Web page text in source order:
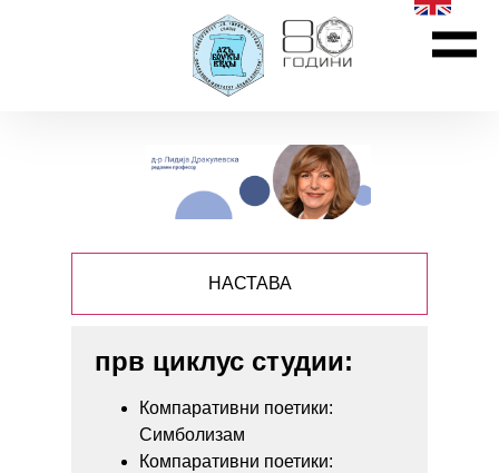
НАСТАВА
прв циклус студии:
Компаративни поетики:
Симболизам
Компаративни поетики: